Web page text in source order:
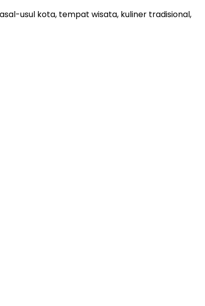
usul kota, tempat wisata, kuliner tradisional,